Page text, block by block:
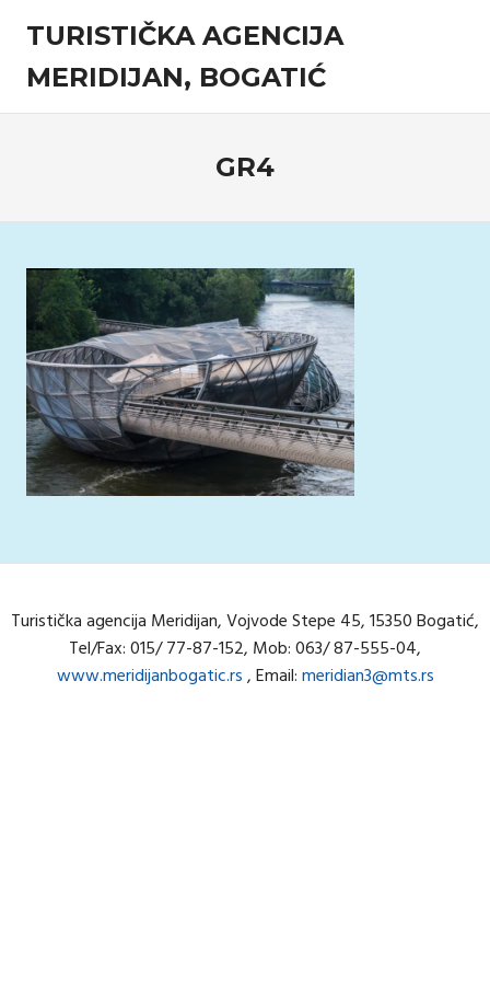
content
TURISTIČKA AGENCIJA
MERIDIJAN, BOGATIĆ
Turistička
GR4
Turistička agencija Meridijan, Vojvode Stepe 45, 15350 Bogatić,
Tel/Fax: 015/ 77-87-152, Mob: 063/ 87-555-04,
www.meridijanbogatic.rs, Email:meridian3@mts.rs